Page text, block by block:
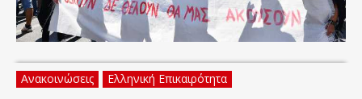
Ανακοινώσεις Ελληνική Επικαιρότητα